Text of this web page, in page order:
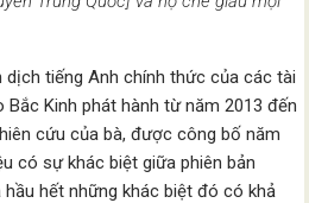
tiếng Anh chính thức của các tài
Kinh phát hành từ năm 2013 đến
cứu của bà, được công bố năm
có sự khác biệt giữa phiên bản
hầu hết những khác biệt đó có khả